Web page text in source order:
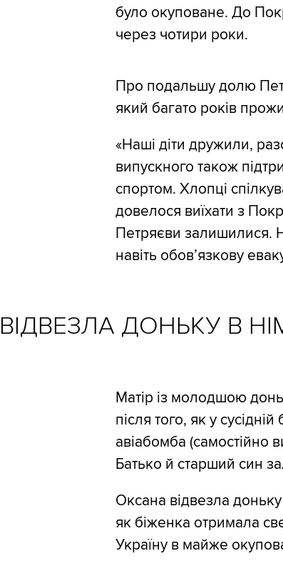
було окуповане. До
через чотири роки.
Про подальшу долю
який багато років
«Наші діти дружили,
випускного також
спортом. Хлопці
довелося виїхати з
Петряєви залишилися.
навіть обов’язкову
ВІДВЕЗЛА ДОНЬКУ В
Матір із молодшою
після того, як у
авіабомба (самостійно
Батько й старший син
Оксана відвезла
як біженка отримала
Україну в майже